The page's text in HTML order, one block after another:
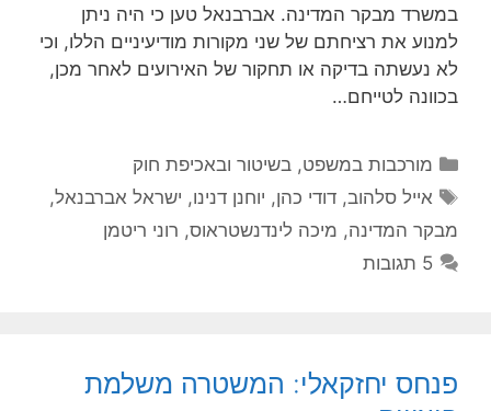
במשרד מבקר המדינה. אברבנאל טען כי היה ניתן
למנוע את רציחתם של שני מקורות מודיעיניים הללו, וכי
לא נעשתה בדיקה או תחקור של האירועים לאחר מכן,
בכוונה לטייחם…
קטגוריות
מורכבות במשפט, בשיטור ובאכיפת חוק
תגיות
אייל סלהוב,דודי כהן, יוחנן דנינו, ישראל אברבנאל,
מבקר המדינה, מיכה לינדנשטראוס, רוני ריטמן
5 תגובות
פנחס יחזקאלי: המשטרה משלמת